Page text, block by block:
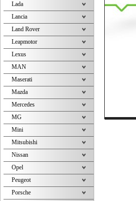
Lada
Lancia
Land Rover
Leapmotor
Lexus
MAN
Maserati
Mazda
Mercedes
MG
Mini
Mitsubishi
Nissan
Opel
Peugeot
Porsche